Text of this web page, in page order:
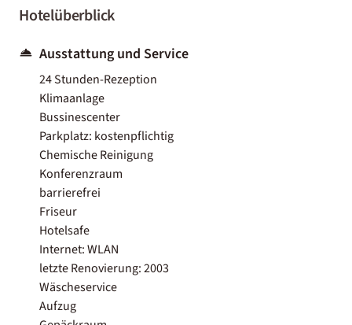
Hotelüberblick
Ausstattung und Service
24 Stunden-Rezeption
Klimaanlage
Bussinescenter
Parkplatz: kostenpflichtig
Chemische Reinigung
Konferenzraum
barrierefrei
Friseur
Hotelsafe
Internet: WLAN
letzte Renovierung: 2003
Wäscheservice
Aufzug